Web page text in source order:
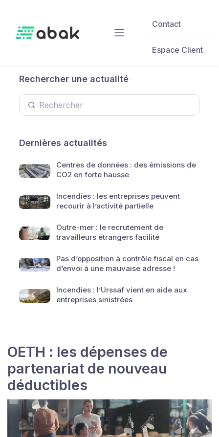
Contact
Espace Client
Rechercher une actualité
Dernières actualités
Centres de données : des émissions de
CO2 en forte hausse
Incendies : les entreprises peuvent
recourir à l’activité partielle
Outre-mer : le recrutement de
travailleurs étrangers facilité
Pas d’opposition à contrôle fiscal en cas
d’envoi à une mauvaise adresse !
Incendies : l’Urssaf vient en aide aux
entreprises sinistrées
OETH : les dépenses de
partenariat de nouveau
déductibles